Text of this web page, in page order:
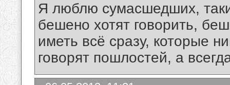
Я люблю сумасшедших,
бешено хотят говорить,
иметь всё сразу, которые
говорят пошлостей, а